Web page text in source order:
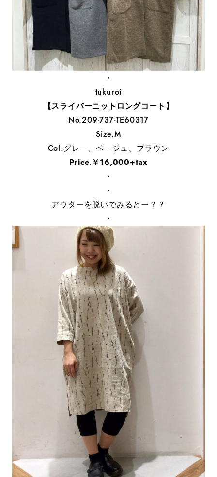
・
tukuroi
【スライバーニットロングコート】
No.209-737-TE60317
Size.M
Col.グレー、ベージュ、ブラウン
Price.￥16,000+tax
・
・
アウターを脱いでみるとー？？
・